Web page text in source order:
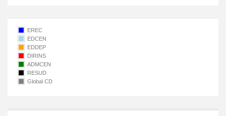
EREC
EDCEN
EDDEP
DIRINS
ADMCEN
RESUD
Global CD